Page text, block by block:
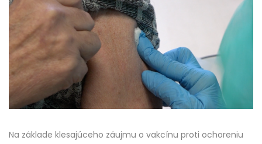
Na základe klesajúceho záujmu o vakcínu proti ochoreniu